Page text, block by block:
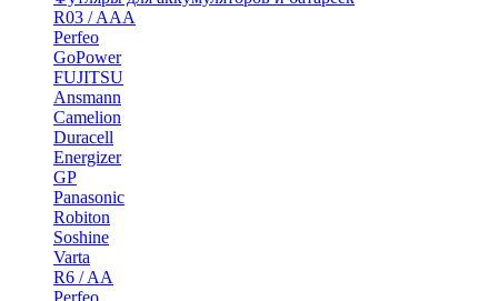
R03 / AAA
Perfeo
GoPower
FUJITSU
Ansmann
Camelion
Duracell
Energizer
GP
Panasonic
Robiton
Soshine
Varta
R6 / AA
Perfeo